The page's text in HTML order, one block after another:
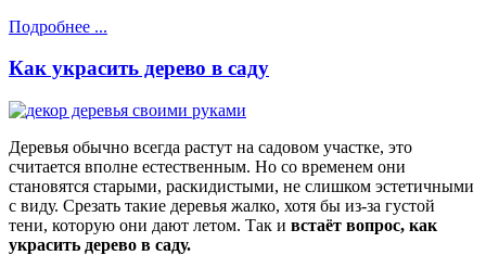
Подробнее ...
Как украсить дерево в саду
Деревья обычно всегда растут на садовом участке, это
считается вполне естественным. Но со временем они
становятся старыми, раскидистыми, не слишком эстетичными
с виду. Срезать такие деревья жалко, хотя бы из-за густой
тени, которую они дают летом. Так и встаёт вопрос, как
украсить дерево в саду.